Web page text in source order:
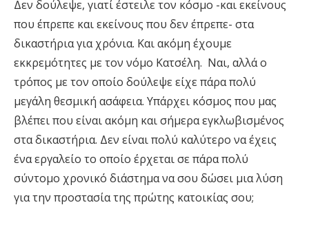
Δεν δούλεψε, γιατί έστειλε τον κόσμο -και εκείνους
που έπρεπε και εκείνους που δεν έπρεπε- στα
δικαστήρια για χρόνια. Και ακόμη έχουμε
εκκρεμότητες με τον νόμο Κατσέλη. Ναι, αλλά ο
τρόπος με τον οποίο δούλεψε είχε πάρα πολύ
μεγάλη θεσμική ασάφεια. Υπάρχει κόσμος που μας
βλέπει που είναι ακόμη και σήμερα εγκλωβισμένος
στα δικαστήρια. Δεν είναι πολύ καλύτερο να έχεις
ένα εργαλείο το οποίο έρχεται σε πάρα πολύ
σύντομο χρονικό διάστημα να σου δώσει μια λύση
για την προστασία της πρώτης κατοικίας σου;